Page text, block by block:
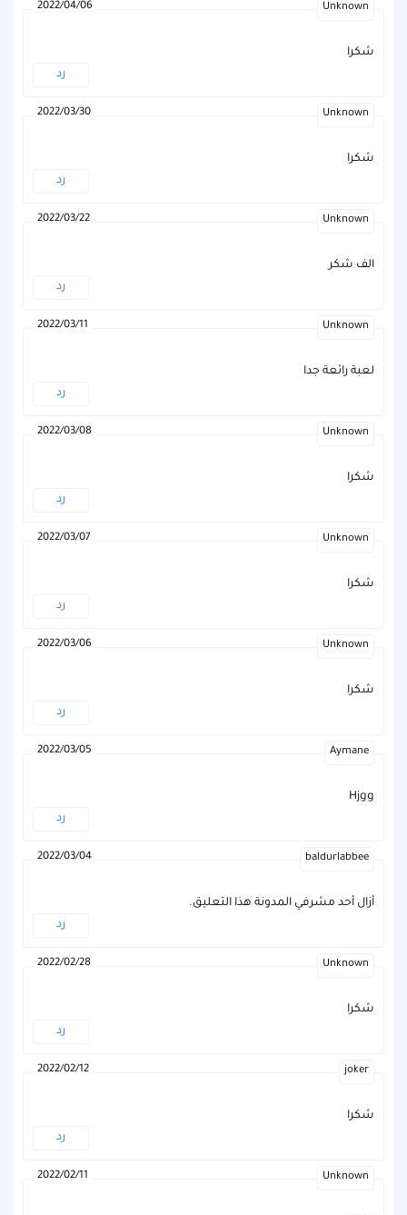
Unknown
2022/04/06
شكرا
رد
Unknown
2022/03/30
شكرا
رد
Unknown
2022/03/22
الف شكر
رد
Unknown
2022/03/11
لعبة رائعة جدا
رد
Unknown
2022/03/08
شكرا
رد
Unknown
2022/03/07
شكرا
رد
Unknown
2022/03/06
شكرا
رد
Aymane
2022/03/05
Hjgg
رد
baldurlabbee
2022/03/04
أزال أحد مشرفي المدونة هذا التعليق.
رد
Unknown
2022/02/28
شكرا
رد
joker
2022/02/12
شكرا
رد
Unknown
2022/02/11